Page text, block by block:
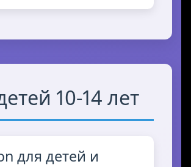
10-14 лет
для детей и